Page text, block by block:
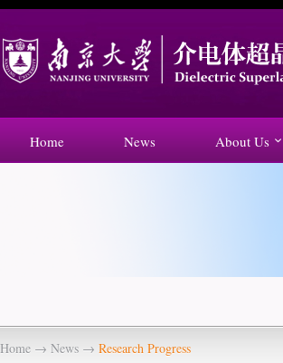
Home News About Us
Home → News → Research Progress